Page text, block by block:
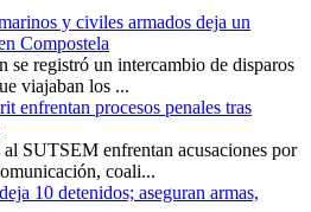
y civiles armados deja un
Compostela
se registró un intercambio de disparos
viajaban los ...
enfrentan procesos penales tras
SUTSEM enfrentan acusaciones por
coali...
10 detenidos; aseguran armas,